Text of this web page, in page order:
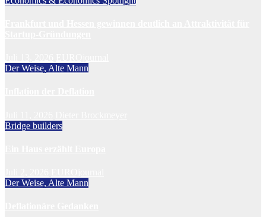
Der Weise, Alte Mann
Bridge builders
Der Weise, Alte Mann